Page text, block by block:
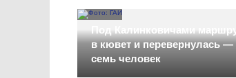
Под Калинковичами
в кювет и перевернулась —
семь человек